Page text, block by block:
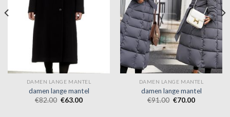
DAMEN LANGE MANTEL
damen lange mantel
€82.00 €63.00
DAMEN LANGE MANTEL
damen lange mantel
€91.00 €70.00